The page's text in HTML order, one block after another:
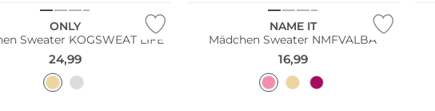
ONLY
Sweater KOGSWEAT LIFE
24,99
NAME IT
Mädchen Sweater NMFVALBA
16,99